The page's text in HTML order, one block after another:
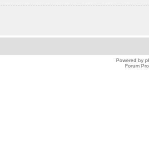
Powered by
Forum